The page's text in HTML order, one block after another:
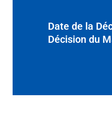
Date de la
Décision du